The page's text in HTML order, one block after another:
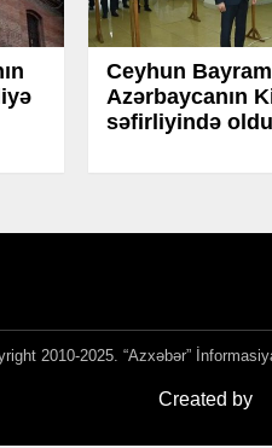
Ceyhun
Azərbaycanın
səfirliyində oldu
2010-2025. “Azxəbər”
Created by